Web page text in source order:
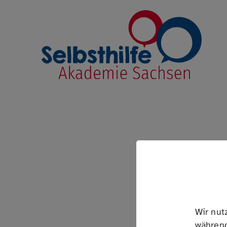
Wir
5 FRAGEN AN